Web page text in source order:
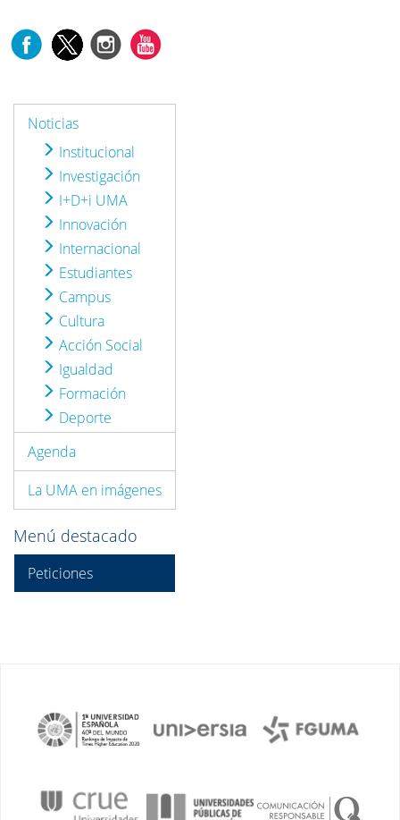
Noticias
Institucional
Investigación
I+D+i UMA
Innovación
Internacional
Estudiantes
Campus
Cultura
Acción Social
Igualdad
Formación
Deporte
Agenda
La UMA en imágenes
Menú destacado
Peticiones